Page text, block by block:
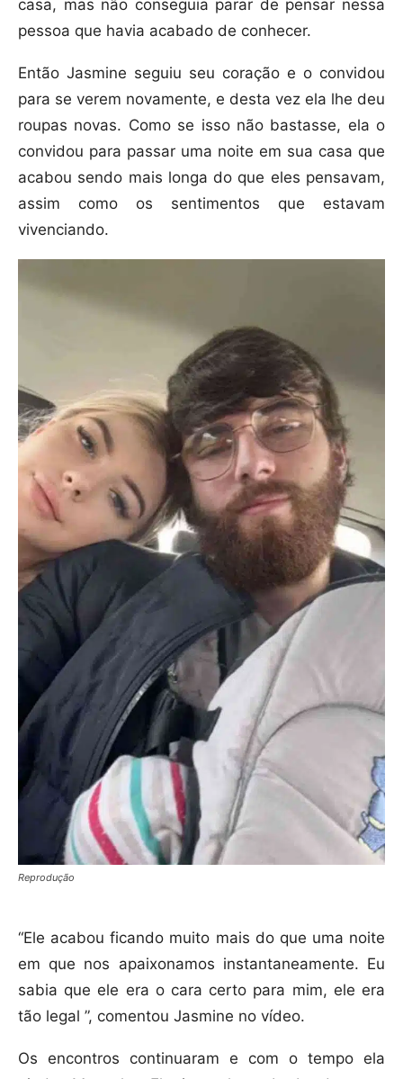
casa, mas não conseguia parar de pensar nessa
pessoa que havia acabado de conhecer.
Então Jasmine seguiu seu coração e o convidou
para se verem novamente, e desta vez ela lhe deu
roupas novas. Como se isso não bastasse, ela o
convidou para passar uma noite em sua casa que
acabou sendo mais longa do que eles pensavam,
assim como os sentimentos que estavam
vivenciando.
Reprodução
“Ele acabou ficando muito mais do que uma noite
em que nos apaixonamos instantaneamente. Eu
sabia que ele era o cara certo para mim, ele era
tão legal ”, comentou Jasmine no vídeo.
Os encontros continuaram e com o tempo ela